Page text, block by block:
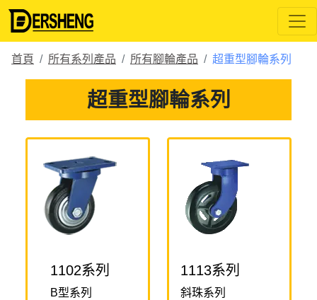
首頁 所有系列產品 所有腳輪產品 超重型腳輪系列
超重型腳輪系列
1102系列
B型系列
1113系列
斜珠系列